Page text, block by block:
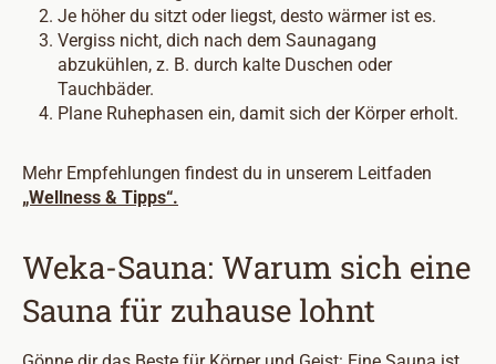
Je höher du sitzt oder liegst, desto wärmer ist es.
Vergiss nicht, dich nach dem Saunagang
abzukühlen, z. B. durch kalte Duschen oder
Tauchbäder.
Plane Ruhephasen ein, damit sich der Körper erholt.
Mehr Empfehlungen findest du in unserem Leitfaden
„Wellness & Tipps“.
Weka-Sauna: Warum sich eine
Sauna für zuhause lohnt